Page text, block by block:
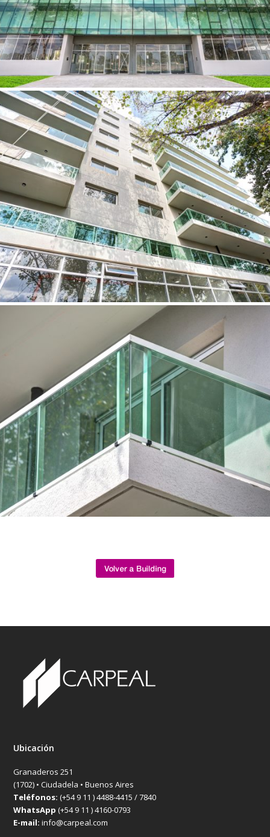
Ubicación
Granaderos 251
(1702) • Ciudadela • Buenos Aires
Teléfonos:(+54 9 11 ) 4488-4415 / 7840
WhatsApp(+54 9 11 ) 4160-0793
E-mail: info@carpeal.com